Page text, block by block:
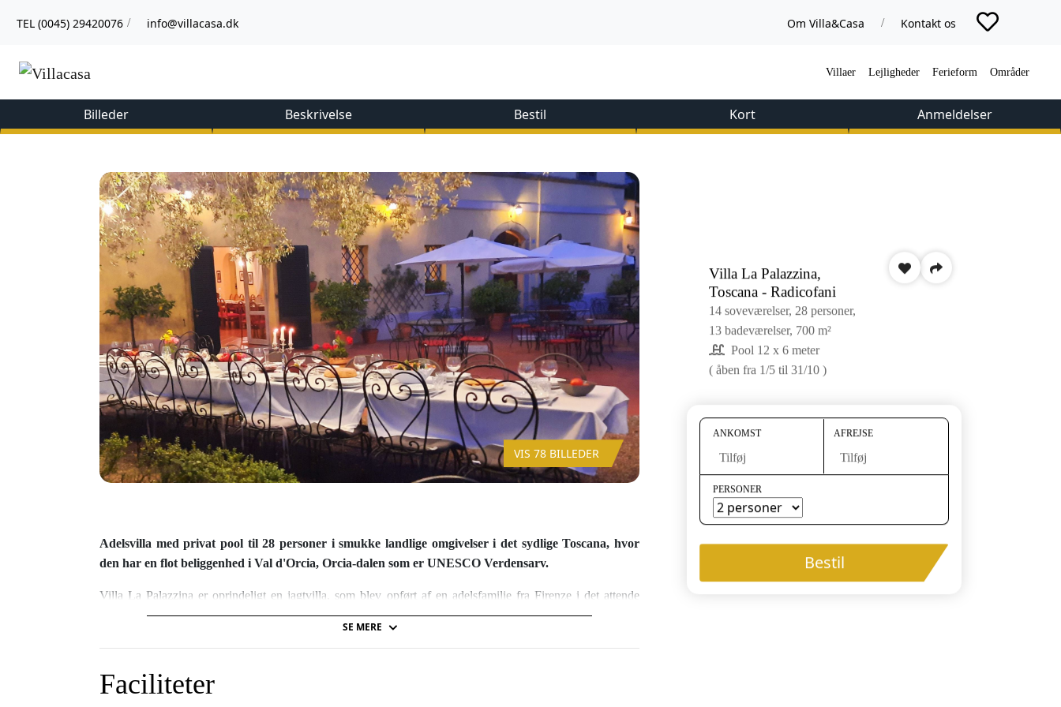
TEL (0045) 29420076 / info@villacasa.dk Om Villa&Casa / Kontakt os
Villaer Lejligheder Ferieform Områder
Billeder Beskrivelse Bestil Kort Anmeldelser
VIS 78 BILLEDER
Adelsvilla med privat pool til 28 personer i smukke landlige omgivelser i det sydlige Toscana, hvor
den har en flot beliggenhed i Val d'Orcia, Orcia-dalen som er UNESCO Verdensarv.
Villa La Palazzina er oprindeligt en jagtvilla, som blev opført af en adelsfamilie fra Firenze i det attende
århundrede. Villaen ligger højt i det bakkede landskab (580 m.o.h.) omgivet af en park med cypresser og
egetræer. Villaen er ofte blevet brugt til bryllupper, som den egner sig godt til p.g.a. de store udeområder i
Federico Fellini har været blandt gæsterne.
SE MERE
Faciliteter
Villa La Palazzina,
Toscana - Radicofani
14 soveværelser, 28 personer,
13 badeværelser, 700 m²
Pool 12 x 6 meter
( åben fra 1/5 til 31/10 )
ANKOMST
Tilføj
AFREJSE
Tilføj
PERSONER
Bestil